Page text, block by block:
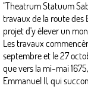
"Theatrum Statuum
travaux de la route
projet d'y élever un
Les travaux
septembre et le 27
que vers la mi-mai
Emmanuel II, qui